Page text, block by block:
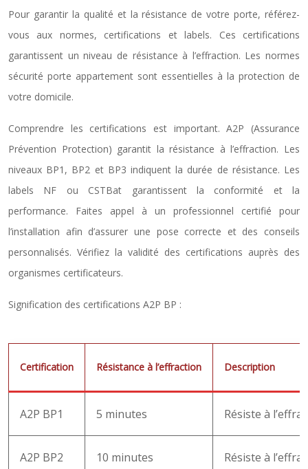
Pour garantir la qualité et la résistance de votre porte, référez-
vous aux normes, certifications et labels. Ces certifications
garantissent un niveau de résistance à l’effraction. Les normes
sécurité porte appartement sont essentielles à la protection de
votre domicile.
Comprendre les certifications est important. A2P (Assurance
Prévention Protection) garantit la résistance à l’effraction. Les
niveaux BP1, BP2 et BP3 indiquent la durée de résistance. Les
labels NF ou CSTBat garantissent la conformité et la
performance. Faites appel à un professionnel certifié pour
l’installation afin d’assurer une pose correcte et des conseils
personnalisés. Vérifiez la validité des certifications auprès des
organismes certificateurs.
Signification des certifications A2P BP :
Certification Résistance à l’effraction Description
A2P BP1 5 minutes Résiste à
A2P BP2 10 minutes Résiste à